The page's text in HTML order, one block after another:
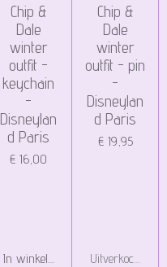
Chip &
Dale
winter
outfit -
keychain
-
Disneylan
d Paris
€ 16,00
In winkelwagen
Chip &
Dale
winter
outfit - pin
-
Disneylan
d Paris
€ 19,95
Uitverkocht